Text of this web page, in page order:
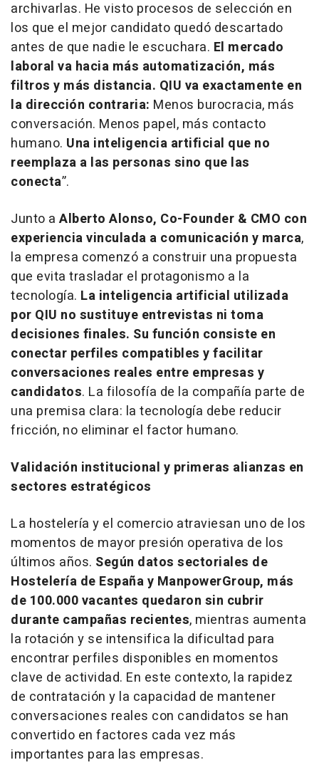
archivarlas. He visto procesos de selección en
los que el mejor candidato quedó descartado
antes de que nadie le escuchara. El mercado
laboral va hacia más automatización, más
filtros y más distancia. QIU va exactamente en
la dirección contraria: Menos burocracia, más
conversación. Menos papel, más contacto
humano. Una inteligencia artificial que no
reemplaza a las personas sino que las
conecta”.
Junto a Alberto Alonso, Co-Founder & CMO con
experiencia vinculada a comunicación y marca,
la empresa comenzó a construir una propuesta
que evita trasladar el protagonismo a la
tecnología. La inteligencia artificial utilizada
por QIU no sustituye entrevistas ni toma
decisiones finales. Su función consiste en
conectar perfiles compatibles y facilitar
conversaciones reales entre empresas y
candidatos. La filosofía de la compañía parte de
una premisa clara: la tecnología debe reducir
fricción, no eliminar el factor humano.
Validación institucional y primeras alianzas en
sectores estratégicos
La hostelería y el comercio atraviesan uno de los
momentos de mayor presión operativa de los
últimos años. Según datos sectoriales de
Hostelería de España y ManpowerGroup, más
de 100.000 vacantes quedaron sin cubrir
durante campañas recientes, mientras aumenta
la rotación y se intensifica la dificultad para
encontrar perfiles disponibles en momentos
clave de actividad. En este contexto, la rapidez
de contratación y la capacidad de mantener
conversaciones reales con candidatos se han
convertido en factores cada vez más
importantes para las empresas.